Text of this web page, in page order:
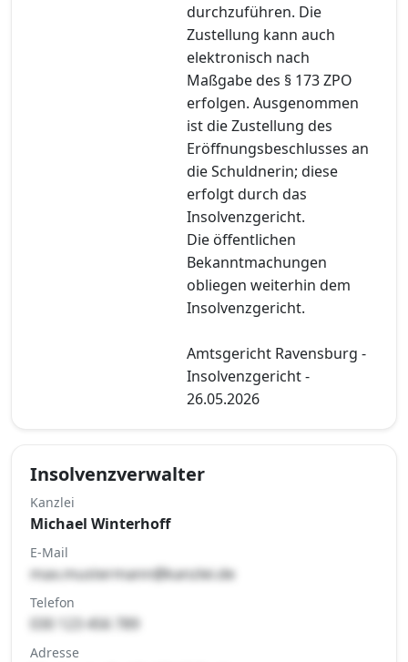
durchzuführen. Die
Zustellung kann auch
elektronisch nach
Maßgabe des § 173 ZPO
erfolgen. Ausgenommen
ist die Zustellung des
Eröffnungsbeschlusses an
die Schuldnerin; diese
erfolgt durch das
Insolvenzgericht.
Die öffentlichen
Bekanntmachungen
obliegen weiterhin dem
Insolvenzgericht.
Amtsgericht Ravensburg -
Insolvenzgericht -
26.05.2026
Insolvenzverwalter
Kanzlei
Michael Winterhoff
E-Mail
max.mustermann@kanzlei.de
Telefon
030 123 456 789
Adresse